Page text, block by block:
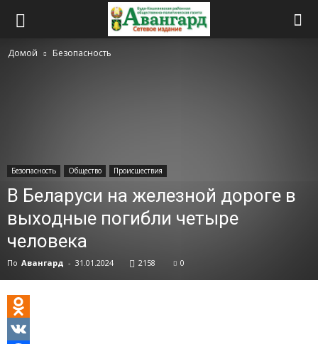
Домой Безопасность
Безопасность Общество Происшествия
В Беларуси на железной дороге в
выходные погибли четыре
человека
По Авангард - 31.01.2024 2158 0
Odnoklassniki